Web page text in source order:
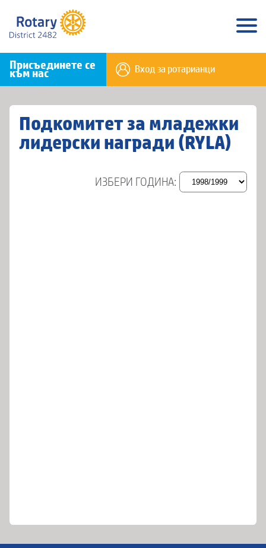
Присъединете се
към нас Вход за ротарианци
Подкомитет за младежки
лидерски награди (RYLA)
ИЗБЕРИ ГОДИНА: